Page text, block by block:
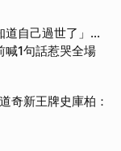
道自己過世了」...
1句話惹哭全場
奇新王牌史庫柏：